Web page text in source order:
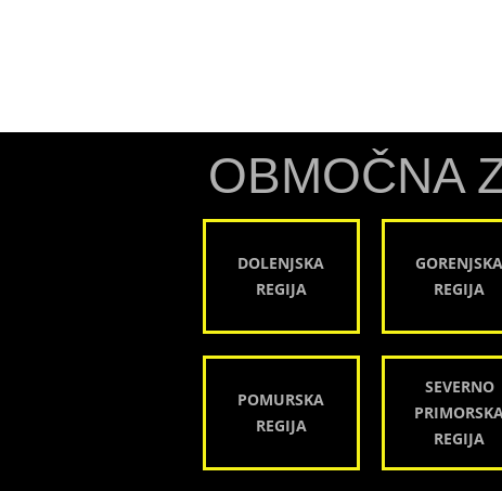
OBMOČNA
DOLENJSKA
REGIJA
GORENJSKA
REGIJA
POMURSKA
REGIJA
SEVERNO
PRIMORSKA
REGIJA